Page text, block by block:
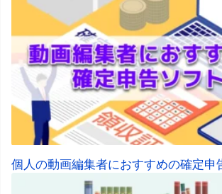
個人の動画編集者におすすめの確定申